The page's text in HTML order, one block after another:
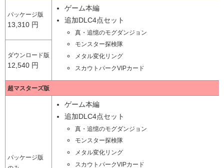
パッケージ版
13,310 円
ゲーム本編
追加DLC4点セット
真・追憶のモグダンジョン
モンスター探検隊
メタル変化リング
スカウトパークVIPカード
ダウンロード版
12,540 円
超マスターズ版
パッケージ版
ゲーム本編
追加DLC4点セット
真・追憶のモグダンジョン
モンスター探検隊
メタル変化リング
スカウトパークVIPカード